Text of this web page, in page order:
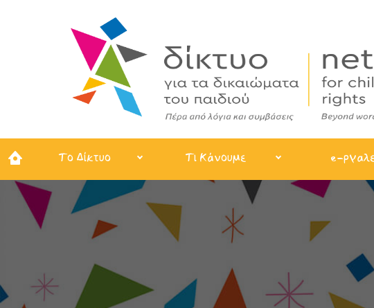
Το Δίκτυο Τι Κάνουμε e-